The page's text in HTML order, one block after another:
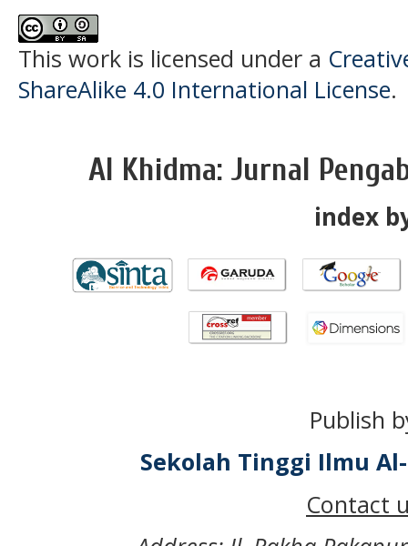
This work is licensed under a
ShareAlike 4.0 International License.
Al Khidma: Jurnal
index
Publish
Sekolah Tinggi Ilmu
Contact